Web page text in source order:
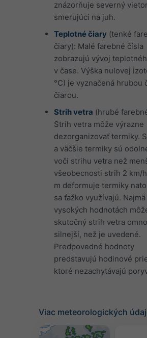
znázorňuje severný
smerujúci na juh.
Teplotné čiary (tenké
čiary): Malé farebné čísla
zobrazujú vývoj
v čase. Výška nulovej
°C) je vyznačená hrubou
čiarou.
Strih vetra (hrubé
Strih vetra môže výrazne
dezorganizovať termiky.
a väčšie termiky sú
voči strihu vetra než
všeobecnosti strih 2 km/
m deformuje termiky
sa ťažko využívajú.
vysokých hodnotách
skutočný strih vetra
silnejší, než je uvedené.
Predpovedné hodnoty
predstavujú hodinové
ktoré nezachytávajú
Viac meteorologických